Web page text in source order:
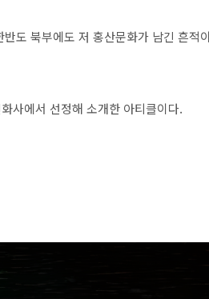
도 북부에도 저 홍산문화가 남긴 흔적
사에서 선정해 소개한 아티클이다.